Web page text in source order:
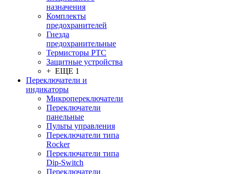
назначения
Комплекты
предохранителей
Гнезда
предохранительные
Термисторы PTC
Защитные устройства
+ ЕЩЕ 1
Переключатели и
индикаторы
Микропереключатели
Переключатели
панельные
Пульты управления
Переключатели типа
Rocker
Переключатели типа
Dip-Switch
Переключатели